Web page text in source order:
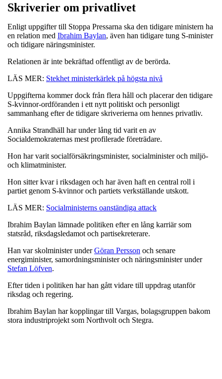
Skriverier om privatlivet
Enligt uppgifter till Stoppa Pressarna ska den tidigare ministern ha
en relation med Ibrahim Baylan, även han tidigare tung S-minister
och tidigare näringsminister.
Relationen är inte bekräftad offentligt av de berörda.
LÄS MER: Stekhet ministerkärlek på högsta nivå
Uppgifterna kommer dock från flera håll och placerar den tidigare
S-kvinnor-ordföranden i ett nytt politiskt och personligt
sammanhang efter de tidigare skriverierna om hennes privatliv.
Annika Strandhäll har under lång tid varit en av
Socialdemokraternas mest profilerade företrädare.
Hon har varit socialförsäkringsminister, socialminister och miljö-
och klimatminister.
Hon sitter kvar i riksdagen och har även haft en central roll i
partiet genom S-kvinnor och partiets verkställande utskott.
LÄS MER: Socialministerns oanständiga attack
Ibrahim Baylan lämnade politiken efter en lång karriär som
statsråd, riksdagsledamot och partisekreterare.
Han var skolminister underGöran Persson och senare
energiminister, samordningsminister och näringsminister under
Stefan Löfven.
Efter tiden i politiken har han gått vidare till uppdrag utanför
riksdag och regering.
Ibrahim Baylan har kopplingar till Vargas, bolagsgruppen bakom
stora industriprojekt som Northvolt och Stegra.